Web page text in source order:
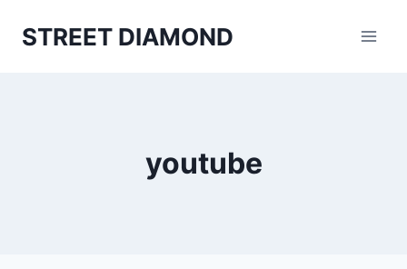
STREET DIAMOND
youtube